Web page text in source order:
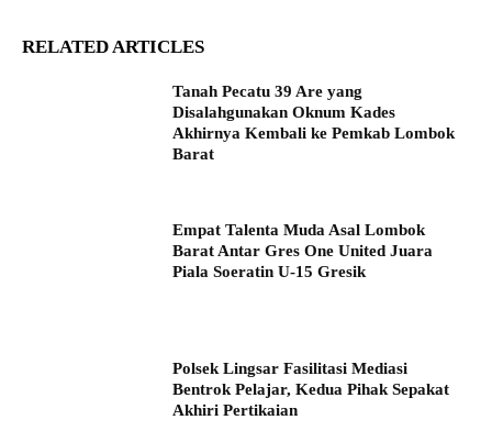
RELATED ARTICLES
Tanah Pecatu 39 Are yang
Disalahgunakan Oknum Kades
Akhirnya Kembali ke Pemkab Lombok
Barat
Empat Talenta Muda Asal Lombok
Barat Antar Gres One United Juara
Piala Soeratin U-15 Gresik
Polsek Lingsar Fasilitasi Mediasi
Bentrok Pelajar, Kedua Pihak Sepakat
Akhiri Pertikaian